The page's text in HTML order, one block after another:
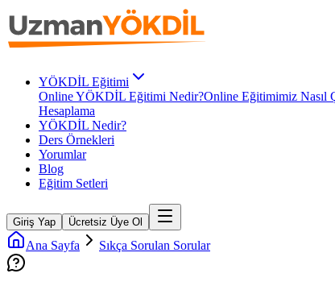
YÖKDİL Eğitimi
Online YÖKDİL Eğitimi Nedir?Online Eğitimimiz Nasıl
Hesaplama
YÖKDİL Nedir?
Ders Örnekleri
Yorumlar
Blog
Eğitim Setleri
Giriş Yap Ücretsiz Üye Ol
Ana Sayfa Sıkça Sorulan Sorular